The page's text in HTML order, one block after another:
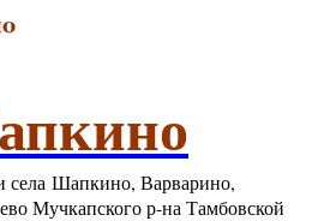
села Шапкино, Варварино,
Мучкапского р-на Тамбовской